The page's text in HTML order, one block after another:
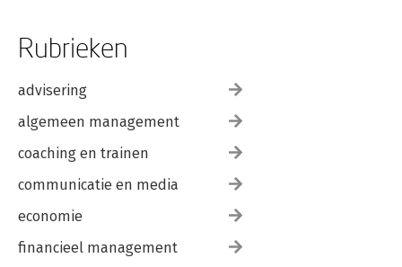
Rubrieken
advisering
algemeen management
coaching en trainen
communicatie en media
economie
financieel management